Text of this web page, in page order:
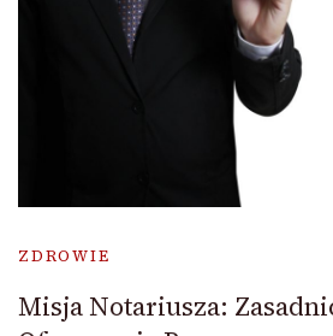
ZDROWIE
Misja Notariusza: